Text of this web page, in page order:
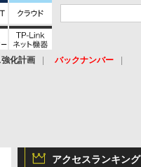
化計画
バックナンバー
アクセスランキング